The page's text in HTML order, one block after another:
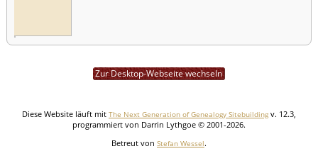
Zur Desktop-Webseite wechseln
Diese Website läuft mit The Next Generation of Genealogy Sitebuilding v. 12.3,
programmiert von Darrin Lythgoe © 2001-2026.
Betreut von Stefan Wessel.